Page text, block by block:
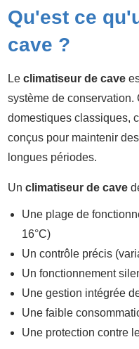
Qu'est ce
cave ?
Le climatiseur de cave
système de
domestiques classiques,
conçus pour maintenir
longues périodes.
Un climatiseur de cave
Une plage de
16°C)
Un contrôle précis
Un fonctionnement
Une gestion intégrée
Une faible
Une protection contre